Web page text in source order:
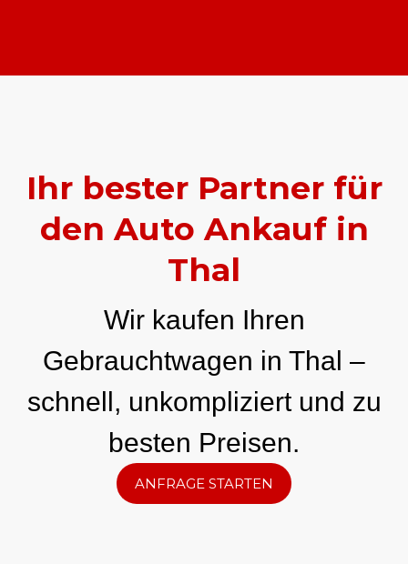
Ihr bester Partner für
den Auto Ankauf in
Thal
Wir kaufen Ihren
Gebrauchtwagen in Thal –
schnell, unkompliziert und zu
besten Preisen.
ANFRAGE STARTEN